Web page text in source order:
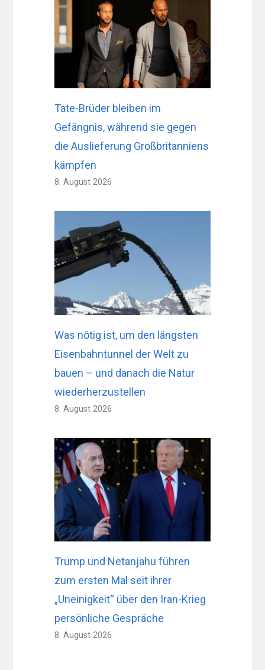
Tate-Brüder bleiben im
Gefängnis, während sie gegen
die Auslieferung Großbritanniens
kämpfen
8. August 2026
Was nötig ist, um den längsten
Eisenbahntunnel der Welt zu
bauen – und danach die Natur
wiederherzustellen
8. August 2026
Trump und Netanjahu führen
zum ersten Mal seit ihrer
„Uneinigkeit“ über den Iran-Krieg
persönliche Gespräche
8. August 2026